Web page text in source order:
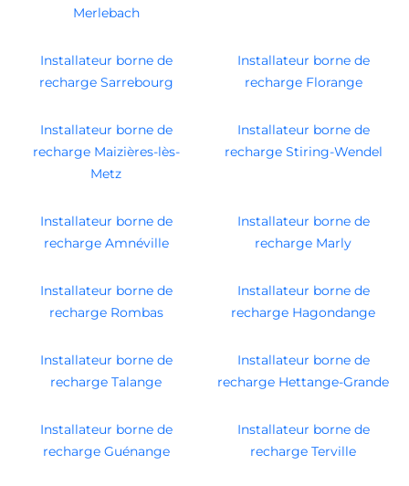
Merlebach
Installateur borne de
recharge Sarrebourg
Installateur borne de
recharge Florange
Installateur borne de
recharge Maizières-lès-
Metz
Installateur borne de
recharge Stiring-Wendel
Installateur borne de
recharge Amnéville
Installateur borne de
recharge Marly
Installateur borne de
recharge Rombas
Installateur borne de
recharge Hagondange
Installateur borne de
recharge Talange
Installateur borne de
recharge Hettange-Grande
Installateur borne de
recharge Guénange
Installateur borne de
recharge Terville